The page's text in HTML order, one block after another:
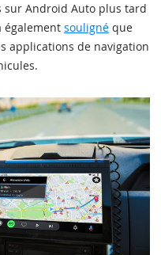
sur Android Auto plus tard
également souligné que
applications de navigation